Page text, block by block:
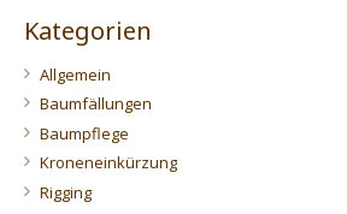
Kategorien
Allgemein
Baumfällungen
Baumpflege
Kroneneinkürzung
Rigging